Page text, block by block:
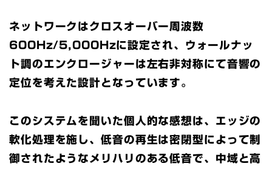
ネットワークはクロスオーバー周波数
600Hz/5,000Hzに設定され、ウォールナッ
ト調のエンクロージャーは左右非対称にて音響の
定位を考えた設計となっています。
このシステムを聞いた個人的な感想は、エッジの
軟化処理を施し、低音の再生は密閉型によって制
御されたようなメリハリのある低音で、中域と高